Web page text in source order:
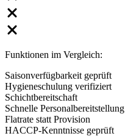
Funktionen im Vergleich:
Saisonverfügbarkeit geprüft
Hygieneschulung verifiziert
Schichtbereitschaft
Schnelle Personalbereitstellung
Flatrate statt Provision
HACCP-Kenntnisse geprüft